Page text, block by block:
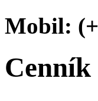
Mobil:
Cenník